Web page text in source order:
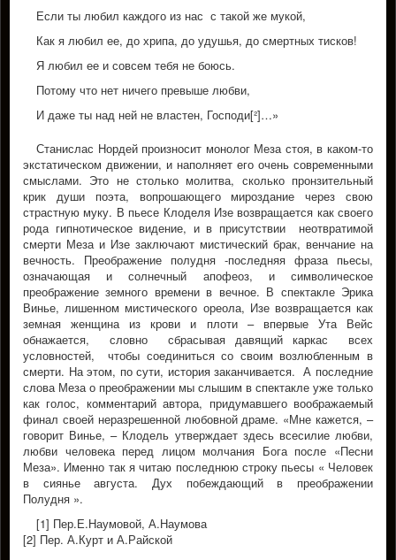
Если ты любил каждого из нас с такой же мукой,
Как я любил ее, до хрипа, до удушья, до смертных тисков!
Я любил ее и совсем тебя не боюсь.
Потому что нет ничего превыше любви,
И даже ты над ней не властен, Господи[²]…»
Станислас Нордей произносит монолог Меза стоя, в каком-то
экстатическом движении, и наполняет его очень современными
смыслами. Это не столько молитва, сколько пронзительный
крик души поэта, вопрошающего мироздание через свою
страстную муку. В пьесе Клоделя Изе возвращается как своего
рода гипнотическое видение, и в присутствии неотвратимой
смерти Меза и Изе заключают мистический брак, венчание на
вечность. Преображение полудня -последняя фраза пьесы,
означающая и солнечный апофеоз, и символическое
преображение земного времени в вечное. В спектакле Эрика
Винье, лишенном мистического ореола, Изе возвращается как
земная женщина из крови и плоти – впервые Ута Вейс
обнажается, словно сбрасывая давящий каркас всех
условностей, чтобы соединиться со своим возлюбленным в
смерти. На этом, по сути, история заканчивается. А последние
слова Меза о преображении мы слышим в спектакле уже только
как голос, комментарий автора, придумавшего воображаемый
финал своей неразрешенной любовной драме. «Мне кажется, –
говорит Винье, – Клодель утверждает здесь всесилие любви,
любви человека перед лицом молчания Бога после «Песни
Меза». Именно так я читаю последнюю строку пьесы « Человек
в сиянье августа. Дух побеждающий в преображении
Полудня ».
[1] Пер.Е.Наумовой, А.Наумова
[2] Пер. А.Курт и А.Райской